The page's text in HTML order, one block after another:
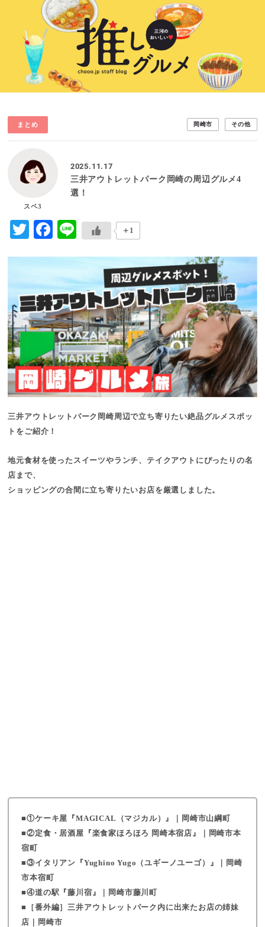
まとめ 岡崎市 その他
スペ3
2025.11.17
三井アウトレットパーク岡崎の周辺グルメ4
選！
Twitter
Facebook
Line ＋1
三井アウトレットパーク岡崎周辺で立ち寄りたい絶品グルメスポッ
トをご紹介！
地元食材を使ったスイーツやランチ、テイクアウトにぴったりの名
店まで、
ショッピングの合間に立ち寄りたいお店を厳選しました。
①ケーキ屋『MAGICAL（マジカル）』｜岡崎市山綱町
②定食・居酒屋『楽食家ほろほろ 岡崎本宿店』｜岡崎市本
宿町
③イタリアン『Yughino Yugo（ユギーノユーゴ）』｜岡崎
市本宿町
④道の駅『藤川宿』｜岡崎市藤川町
［番外編］三井アウトレットパーク内に出来たお店の姉妹
店｜岡崎市